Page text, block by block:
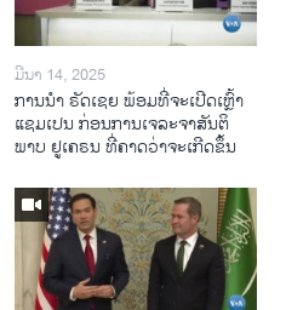
ມີນາ 14, 2025
ການ​ນຳ ຣັດ​ເຊຍ ພ້ອມ​ທີ່​ຈະ​ເປີ​ດ​ເຫຼົ້າ​
ແຊມ​ເປນ ກ່ອນການ​ເຈ​ລະ​ຈາ​ສັນ​ຕິ​
ພາບ ຢູ​ເຄ​ຣນ ທີ່​ຄາດ​ວ່າ​ຈະ​ເກີດ​ຂຶ້ນ